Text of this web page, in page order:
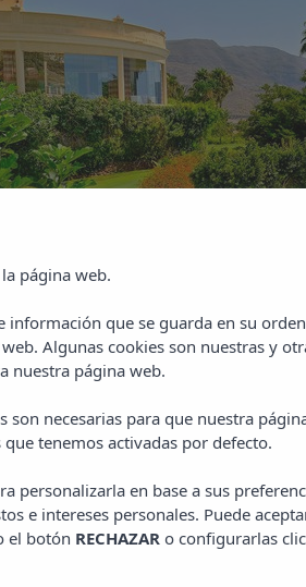
PACK GOLF
DE NUESTRA WEB
página web.
que se guarda en su
Algunas cookies son nuestras y
nuestra página web.
son necesarias para que nuestra
tenemos activadas por defecto.
personalizarla en base a sus
e intereses personales. Puede
el botón RECHAZARo configurarlas